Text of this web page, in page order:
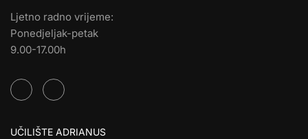
Ljetno radno vrijeme:
Ponedjeljak-petak
9.00-17.00h
UČILIŠTE ADRIANUS